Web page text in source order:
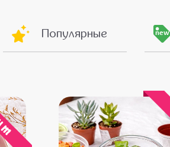
Популярные new